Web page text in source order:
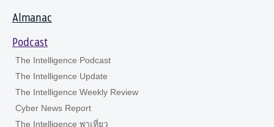
Almanac
Podcast
The Intelligence Podcast
The Intelligence Update
The Intelligence Weekly Review
Cyber News Report
The Intelligence พาเที่ยว